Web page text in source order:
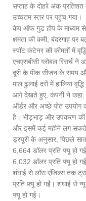
सप्ताह के दोहरे अंक
उच्चतम स्तर पर पहुंच गया।
केप ऑफ गुड होप के माध्यम से
क्षमता की कमी, बंदरगाह पर
स्पॉट कंटेनर की कीमतों में
एचएसबीसी ग्लोबल रिसर्च ने
दूरी के पीक सीजन के समय
माल ढुलाई दरों में हालिया
आगे देखते हुए, कंपनी ने कहा:
ऑर्डर और अच्छे पोत उपयोग
है। भीड़भाड़ और उपकरण की
और इसमें कई महीने लग
ड्रयूरी के अनुसार, पिछले
6,664 डॉलर प्रति फ्यू हो
6,032 डॉलर प्रति फ्यू हो
शंघाई से लॉस एंजिल्स तक
प्रति फ़्यू हो गईं। शंघाई से
फ्यू हो गई।